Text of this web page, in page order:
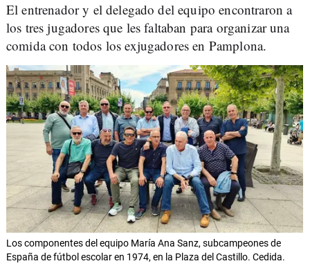
El entrenador y el delegado del equipo encontraron a
los tres jugadores que les faltaban para organizar una
comida con todos los exjugadores en Pamplona.
Los componentes del equipo María Ana Sanz, subcampeones de
España de fútbol escolar en 1974, en la Plaza del Castillo. Cedida.